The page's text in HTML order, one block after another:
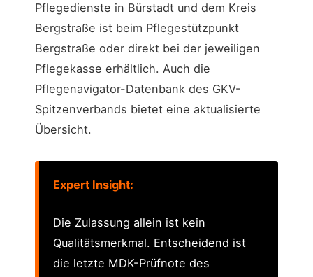
Pflegedienste in Bürstadt und dem Kreis
Bergstraße ist beim Pflegestützpunkt
Bergstraße oder direkt bei der jeweiligen
Pflegekasse erhältlich. Auch die
Pflegenavigator-Datenbank des GKV-
Spitzenverbands bietet eine aktualisierte
Übersicht.
Expert Insight:
Die Zulassung allein ist kein
Qualitätsmerkmal. Entscheidend ist
die letzte MDK-Prüfnote des